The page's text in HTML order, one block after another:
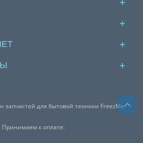
запчастей для бытовой техники FreezMe
Принимаем к оплате: